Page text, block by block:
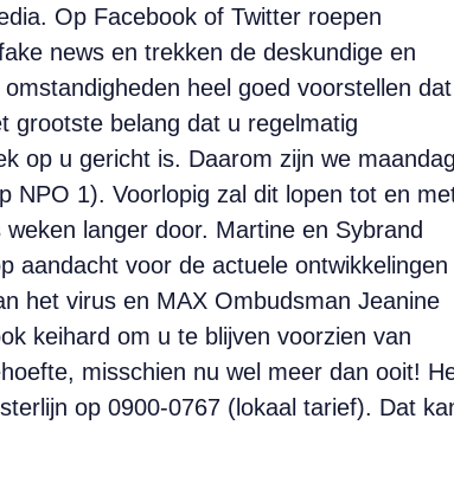
Op Facebook of Twitter roepen
news en trekken de deskundige en
heel goed voorstellen
grootste belang dat u regelmatig
op u gericht is. Daarom zijn we maandag
NPO 1). Voorlopig zal dit lopen tot en
langer door. Martine en Sybrand
aandacht voor de actuele ontwikkelingen
het virus en MAX Ombudsman Jeanine
keihard om u te blijven voorzien van
misschien nu wel meer dan ooit!
op 0900-0767 (lokaal tarief). Dat